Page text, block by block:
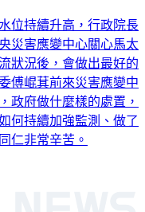
位持續升高，行政院長
災害應變中心關心馬太
狀況後，會做出最好的
傅崐萁前來災害應變中
政府做什麼樣的處置，
何持續加強監測、做了
仁非常辛苦。